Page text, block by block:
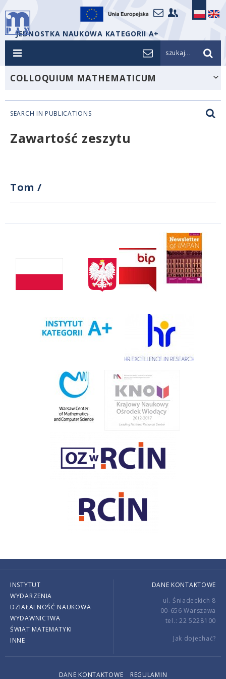
JEDNOSTKA NAUKOWA KATEGORII A+
szukaj...
COLLOQUIUM MATHEMATICUM
SEARCH IN PUBLICATIONS
Zawartość zeszytu
Tom /
INSTYTUT
WYDARZENIA
DZIAŁALNOŚĆ NAUKOWA
WYDAWNICTWA
ŚWIAT MATEMATYKI
INNE
DANE KONTAKTOWE
ul. Śniadeckich 8
00-656 Warszawa
tel.: 22 5228100
Jak dojechać?
DANE KONTAKTOWE REGULAMIN